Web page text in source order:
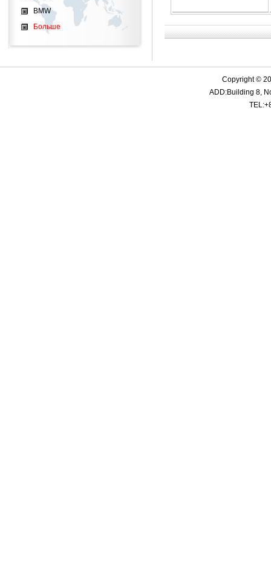
BMW
Больше
Copyright ©
ADD:Building 8,